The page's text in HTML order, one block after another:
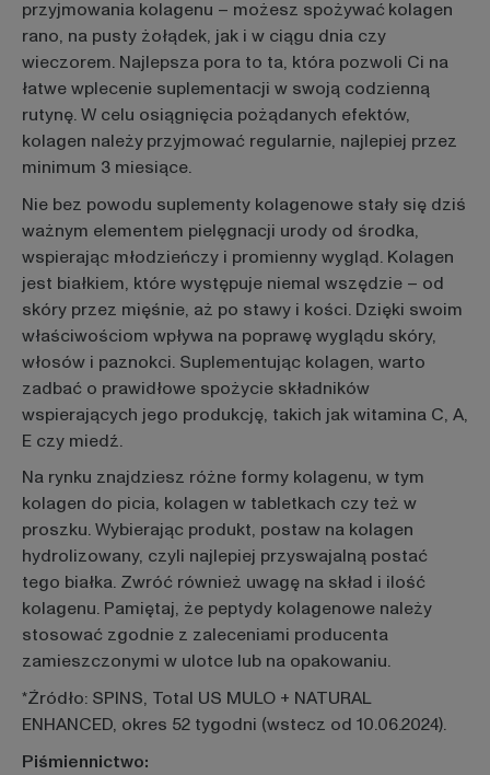
przyjmowania kolagenu – możesz spożywać kolagen
rano, na pusty żołądek, jak i w ciągu dnia czy
wieczorem. Najlepsza pora to ta, która pozwoli Ci na
łatwe wplecenie suplementacji w swoją codzienną
rutynę. W celu osiągnięcia pożądanych efektów,
kolagen należyprzyjmować regularnie, najlepiej przez
minimum 3 miesiące.
Nie bez powodu suplementy kolagenowe stały się dziś
ważnym elementem pielęgnacji urody od środka,
wspierając młodzieńczy i promienny wygląd. Kolagen
jest białkiem, które występuje niemal wszędzie – od
skóry przez mięśnie, aż po stawy i kości. Dzięki swoim
właściwościom wpływa na poprawę wyglądu skóry,
włosów i paznokci. Suplementując kolagen, warto
zadbać o prawidłowe spożycie składników
wspierających jego produkcję, takich jak witamina C, A,
E czy miedź.
Na rynku znajdziesz różne formy kolagenu, w tym
kolagen do picia, kolagen w tabletkach czy też w
proszku. Wybierając produkt, postaw na kolagen
hydrolizowany, czyli najlepiej przyswajalną postać
tego białka. Zwróć również uwagę na skład i ilość
kolagenu. Pamiętaj, że peptydy kolagenowe należy
stosować zgodnie z zaleceniami producenta
zamieszczonymi w ulotce lub na opakowaniu.
*Źródło: SPINS, Total US MULO + NATURAL
ENHANCED, okres 52 tygodni (wstecz od 10.06.2024).
Piśmiennictwo: